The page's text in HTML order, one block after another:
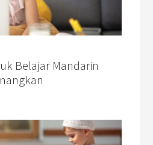
Belajar Mandarin